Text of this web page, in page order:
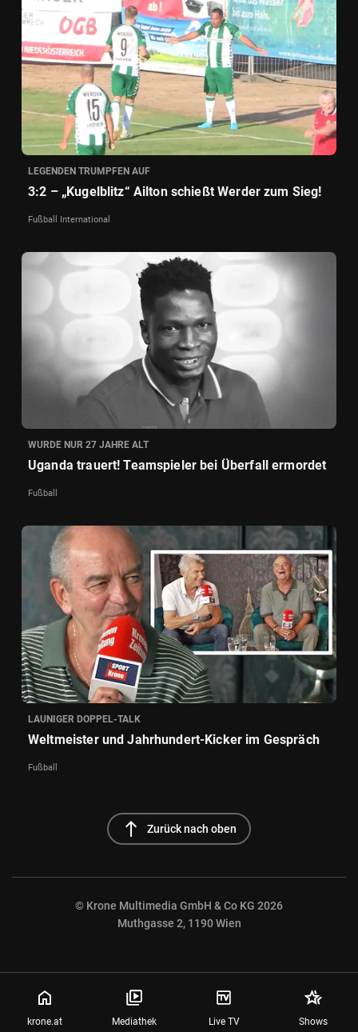
LEGENDEN TRUMPFEN AUF
3:2 – „Kugelblitz“ Ailton schießt Werder zum Sieg!
Fußball International
WURDE NUR 27 JAHRE ALT
Uganda trauert! Teamspieler bei Überfall ermordet
Fußball
LAUNIGER DOPPEL-TALK
Weltmeister und Jahrhundert-Kicker im Gespräch
Fußball
north Zurück nach oben
© Krone Multimedia GmbH & Co KG 2026
Muthgasse 2, 1190 Wien
krone.at Mediathek Live TV Shows
NaN%